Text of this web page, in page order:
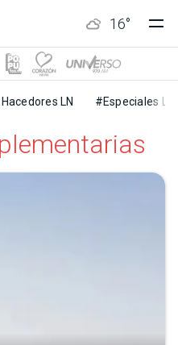
16°
LN #Especiales LN